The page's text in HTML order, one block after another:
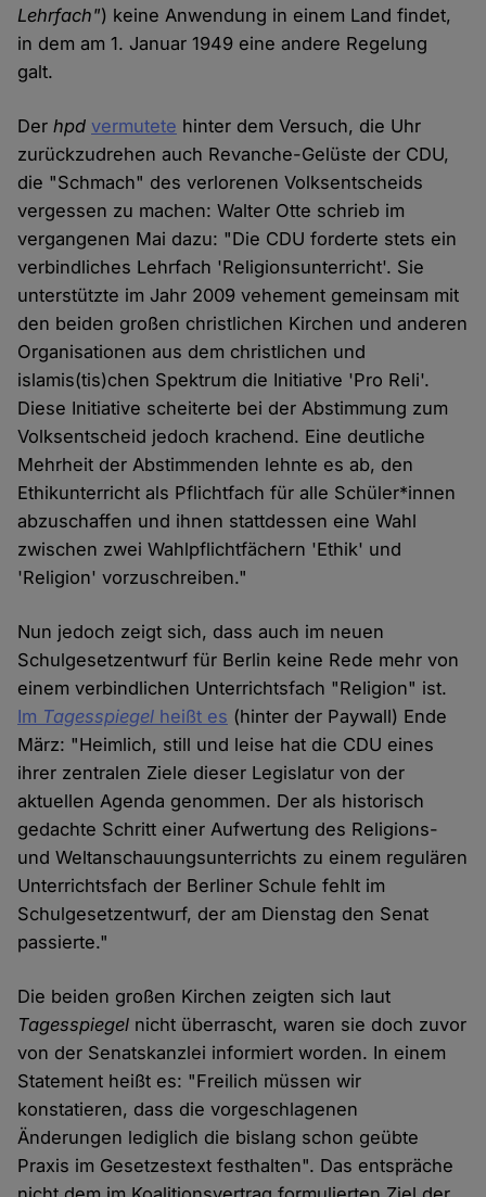
Lehrfach") keine Anwendung in einem Land findet,
in dem am 1. Januar 1949 eine andere Regelung
galt.
Derhpd vermutete hinter dem Versuch, die Uhr
zurückzudrehen auch Revanche-Gelüste der CDU,
die "Schmach" des verlorenen Volksentscheids
vergessen zu machen: Walter Otte schrieb im
vergangenen Mai dazu: "Die CDU forderte stets ein
verbindliches Lehrfach 'Religionsunterricht'. Sie
unterstützte im Jahr 2009 vehement gemeinsam mit
den beiden großen christlichen Kirchen und anderen
Organisationen aus dem christlichen und
islamis(tis)chen Spektrum die Initiative 'Pro Reli'.
Diese Initiative scheiterte bei der Abstimmung zum
Volksentscheid jedoch krachend. Eine deutliche
Mehrheit der Abstimmenden lehnte es ab, den
Ethikunterricht als Pflichtfach für alle Schüler*innen
abzuschaffen und ihnen stattdessen eine Wahl
zwischen zwei Wahlpflichtfächern 'Ethik' und
'Religion' vorzuschreiben."
Nun jedoch zeigt sich, dass auch im neuen
Schulgesetzentwurf für Berlin keine Rede mehr von
einem verbindlichen Unterrichtsfach "Religion" ist.
Im Tagesspiegel heißt es (hinter der Paywall) Ende
März: "Heimlich, still und leise hat die CDU eines
ihrer zentralen Ziele dieser Legislatur von der
aktuellen Agenda genommen. Der als historisch
gedachte Schritt einer Aufwertung des Religions-
und Weltanschauungsunterrichts zu einem regulären
Unterrichtsfach der Berliner Schule fehlt im
Schulgesetzentwurf, der am Dienstag den Senat
passierte."
Die beiden großen Kirchen zeigten sich laut
Tagesspiegel nicht überrascht, waren sie doch zuvor
von der Senatskanzlei informiert worden. In einem
Statement heißt es: "Freilich müssen wir
konstatieren, dass die vorgeschlagenen
Änderungen lediglich die bislang schon geübte
Praxis im Gesetzestext festhalten". Das entspräche